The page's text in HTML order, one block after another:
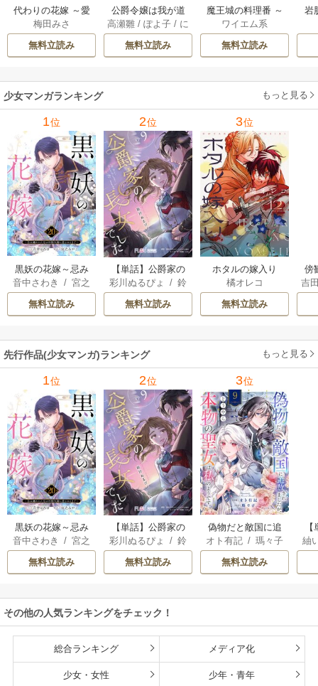
代わりの花嫁 ～愛
する人と、姉の代
わりに結婚します
～ 18巻
梅田みさ
無料立読み
公爵令嬢は我が道
を場当たり的に行
く 5巻
高瀬雛 /ぽよ子 / に
もし
無料立読み
魔王城の料理番 ～
コワモテ魔族ばか
りだけど、ホワイ
トな職場です～ 6巻
ワイエム系
無料立読み
岩
少女マンガランキング もっと見る
1位
黒妖の花嫁～忌み
嫌われた私が冷酷
大尉に愛されるま
で～
音中さわき /宮之
みやこ
無料立読み
2位
【単話】公爵家の
長女でした
彩川ぬるぴょ /鈴
音さや/たむ
無料立読み
3位
ホタルの嫁入り
橘オレコ
無料立読み
傍
吉
先行作品(少女マンガ)ランキング もっと見る
1位
黒妖の花嫁～忌み
嫌われた私が冷酷
大尉に愛されるま
で～
音中さわき /宮之
みやこ
無料立読み
2位
【単話】公爵家の
長女でした
彩川ぬるぴょ /鈴
音さや/
無料立読み
3位
偽物だと敵国に追
放されましたが、
どうやら本物の聖
女は私のようで
オト有記 /瑪々子
無料立読み
ら
紬
その他の人気ランキングをチェック！
総合ランキング メディア化
少女・女性 少年・青年